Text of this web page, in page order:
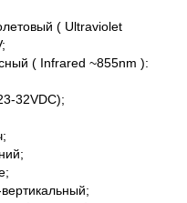
( Ultraviolet
( Infrared ~855nm ):
32VDC);